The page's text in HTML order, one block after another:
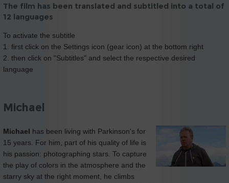
The film has been translated and subtitled into a total of
12 languages
To activate the subtitle
1. first click on the Settings icon (gear icon) at the bottom right
2. then click on "Subtitles" and select the respective desired
language
Michael
Michael has been living with Parkinson's for
15 years. For him, part of his quality of life is
his passion: photographing stars. To capture
the play of colors in the atmosphere and the
starry sky at the right moment, he climbs